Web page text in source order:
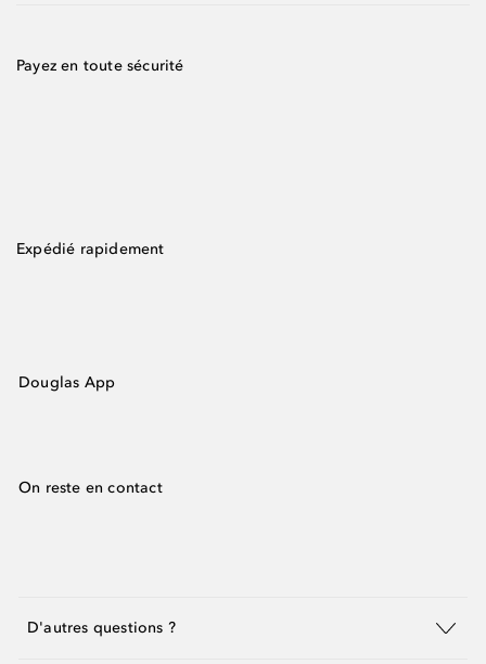
Payez en toute sécurité
Expédié rapidement
Douglas App
On reste en contact
D'autres questions ?